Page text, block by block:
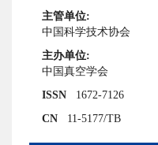
主管单位:
中国科学技术协会
主办单位:
中国真空学会
ISSN
1672-7126
CN 11-5177/TB